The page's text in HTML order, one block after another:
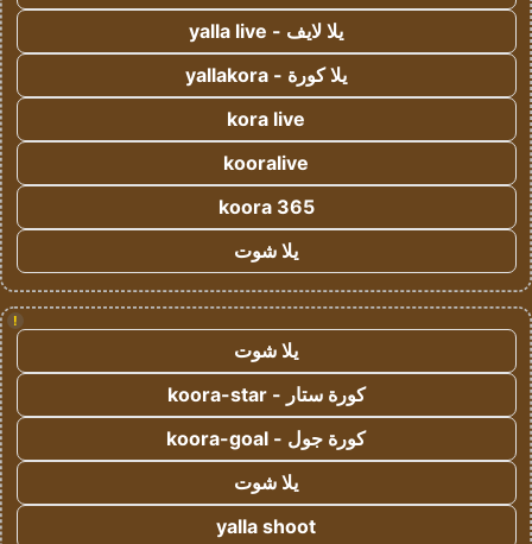
يلا لايف - yalla live
يلا كورة - yallakora
kora live
kooralive
koora 365
يلا شوت
!
يلا شوت
كورة ستار - koora-star
كورة جول - koora-goal
يلا شوت
yalla shoot